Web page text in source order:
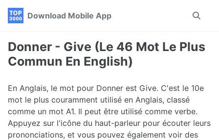
Skip
navigation
Skip
Skip
Download Mobile App
Toggle
Donner - Give (Le 46 Mot Le Plus
Commun En English)
En Anglais, le mot pour Donner est Give. C'est le 10e
mot le plus couramment utilisé en Anglais, classé
comme un mot A1. Il peut être utilisé comme verbe.
Appuyez sur l'icône du haut-parleur pour écouter leurs
prononciations, et vous pouvez également voir des